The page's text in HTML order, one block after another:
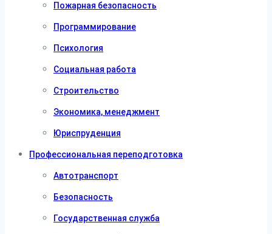
Пожарная безопасность
Программирование
Психология
Социальная работа
Строительство
Экономика, менеджмент
Юриспруденция
Профессиональная переподготовка
Автотранспорт
Безопасность
Государственная служба